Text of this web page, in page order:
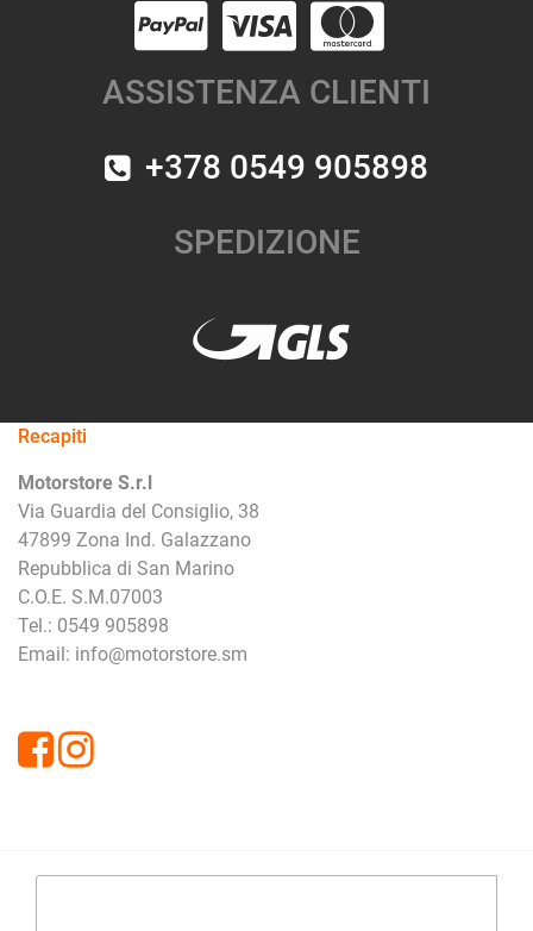
ASSISTENZA CLIENTI
+378 0549 905898
SPEDIZIONE
Recapiti
Motorstore S.r.l
Via Guardia del Consiglio, 38
47899 Zona Ind. Galazzano
Repubblica di San Marino
C.O.E. S.M.07003
Tel.: 0549 905898
Email: info@motorstore.sm
FacebookInstagram